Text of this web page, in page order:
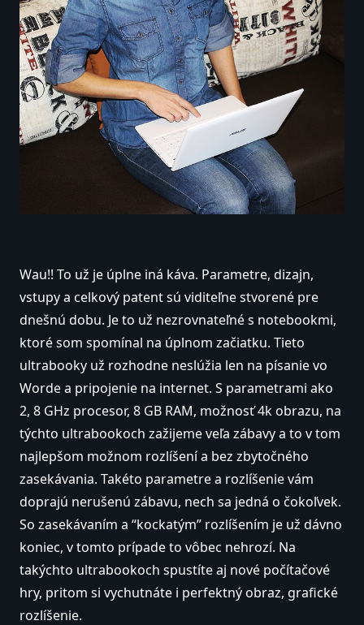
Wau!! To už je úplne iná káva. Parametre, dizajn,
vstupy a celkový patent sú viditeľne stvorené pre
dnešnú dobu. Je to už nezrovnateľné s notebookmi,
ktoré som spomínal na úplnom začiatku. Tieto
ultrabooky už rozhodne neslúžia len na písanie vo
Worde a pripojenie na internet. S parametrami ako
2, 8 GHz procesor, 8 GB RAM, možnosť 4k obrazu, na
týchto ultrabookoch zažijeme veľa zábavy a to v tom
najlepšom možnom rozlíšení a bez zbytočného
zasekávania. Takéto parametre a rozlíšenie vám
doprajú nerušenú zábavu, nech sa jedná o čokoľvek.
So zasekávaním a “kockatým” rozlíšením je už dávno
koniec, v tomto prípade to vôbec nehrozí. Na
takýchto ultrabookoch spustíte aj nové počítačové
hry, pritom si vychutnáte i perfektný obraz, grafické
rozlíšenie.